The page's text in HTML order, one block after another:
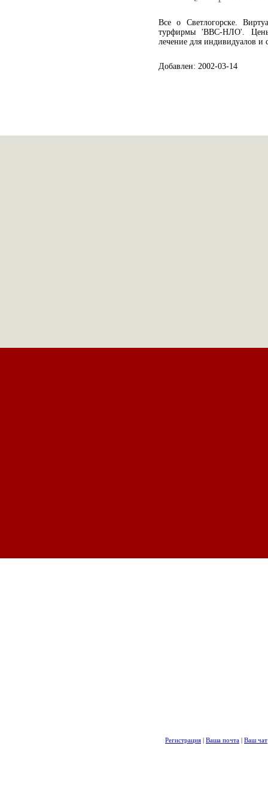
Все о Светлогорске.
турфирмы 'ВВС-НЛО'.
лечение для индивидуалов и
Добавлен: 2002-03-14
Регистрация | Ваша почта | Ваш чат